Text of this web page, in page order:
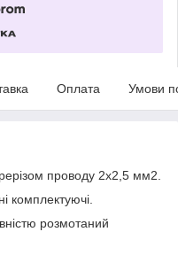
Оплата Умови
проводу 2х2,5 мм2.
комплектуючі.
розмотаний